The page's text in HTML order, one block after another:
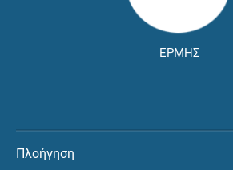
ΕΡΜΗΣ
Πλοήγηση